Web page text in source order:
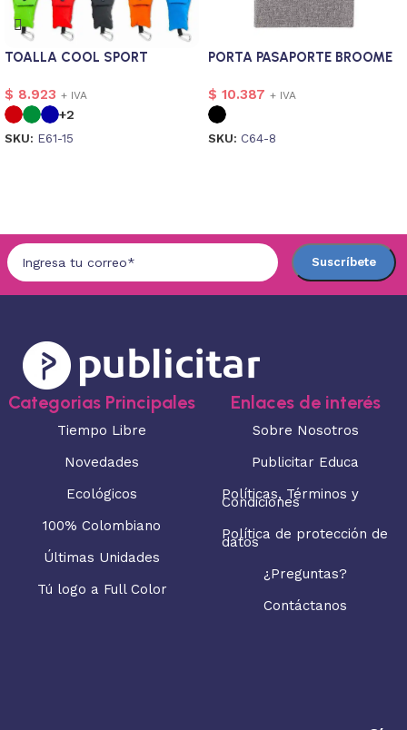
TOALLA COOL SPORT
$ 8.923 + IVA
+2
SKU: E61-15
PORTA PASAPORTE BROOME
$ 10.387 + IVA
SKU: C64-8
Categorias Principales
Tiempo Libre
Novedades
Ecológicos
100% Colombiano
Últimas Unidades
Tú logo a Full Color
Enlaces de interés
Sobre Nosotros
Publicitar Educa
Políticas, Términos y
Condiciones
Política de protección de
datos
¿Preguntas?
Contáctanos